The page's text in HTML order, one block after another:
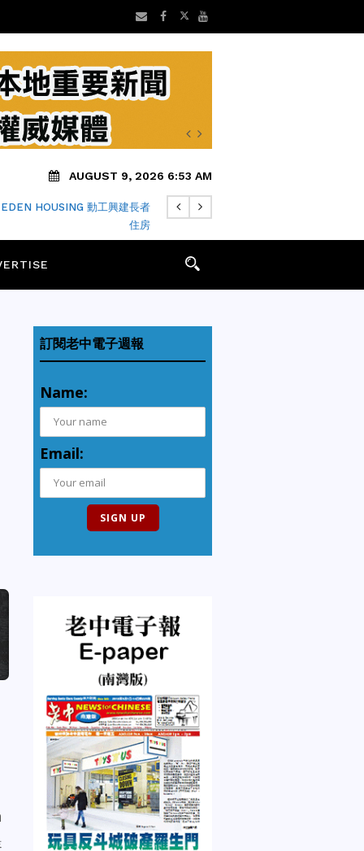
AUGUST 9, 2026 6:53 AM
HOUSING 動工興建長者
住房
居」道地家常味與免費甜點大滿
足
訂閱老中電子週報
Name:
Email: